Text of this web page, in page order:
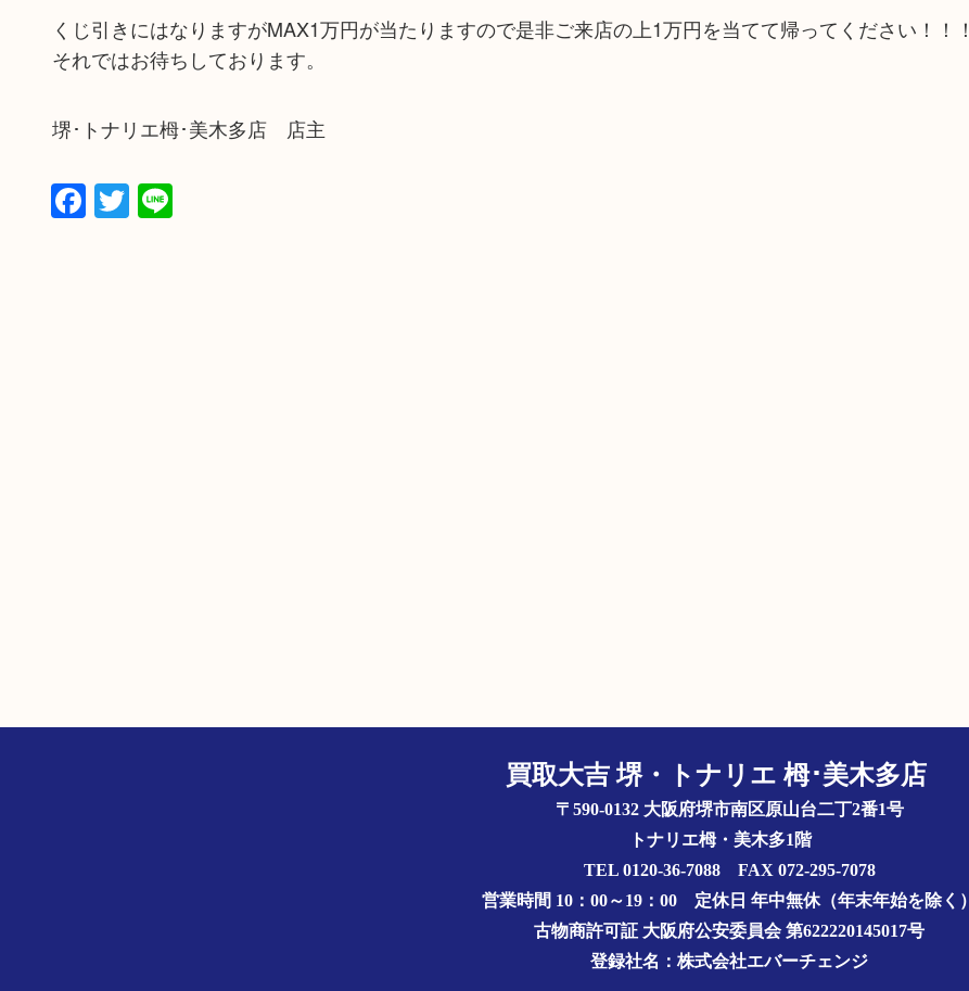
くじ引きにはなりますがMAX1万円が当たりますので是非ご来店の上1万円を当てて帰ってください！！！
それではお待ちしております。
堺･トナリエ栂･美木多店 店主
Facebook
Twitter
Line
買取大吉 堺・トナリエ 栂･美木多店
〒590-0132 大阪府堺市南区原山台二丁2番1号
トナリエ栂・美木多1階
TEL 0120-36-7088 FAX 072-295-7078
営業時間 10：00～19：00 定休日 年中無休（年末年始を除く）
古物商許可証 大阪府公安委員会 第622220145017号
登録社名：株式会社エバーチェンジ